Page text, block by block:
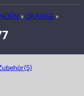
»ORANGE »